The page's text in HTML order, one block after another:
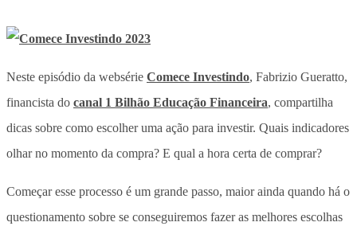
Neste episódio da websérie Comece Investindo, Fabrizio Gueratto,
financista do canal 1 Bilhão Educação Financeira, compartilha
dicas sobre como escolher uma ação para investir. Quais indicadores
olhar no momento da compra? E qual a hora certa de comprar?
Começar esse processo é um grande passo, maior ainda quando há o
questionamento sobre se conseguiremos fazer as melhores escolhas